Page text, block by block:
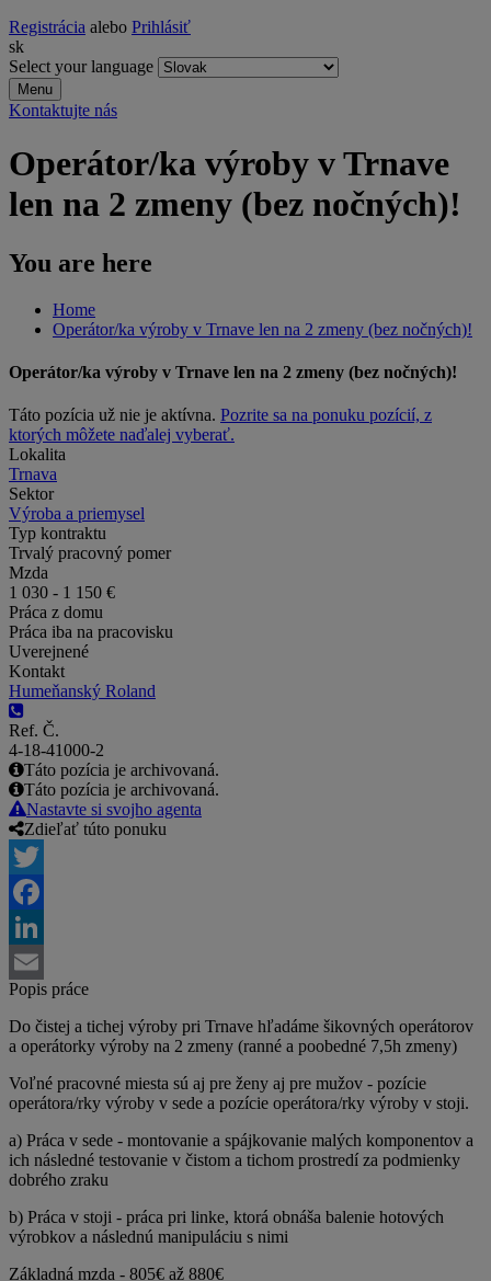
Registrácia alebo Prihlásiť
sk
Select your language
Menu
Kontaktujte nás
Operátor/ka výroby v Trnave
len na 2 zmeny (bez nočných)!
You are here
Home
Operátor/ka výroby v Trnave len na 2 zmeny (bez nočných)!
Operátor/ka výroby v Trnave len na 2 zmeny (bez nočných)!
Táto pozícia už nie je aktívna. Pozrite sa na ponuku pozícií, z
ktorých môžete naďalej vyberať.
Lokalita
Trnava
Sektor
Výroba a priemysel
Typ kontraktu
Trvalý pracovný pomer
Mzda
1 030 - 1 150 €
Práca z domu
Práca iba na pracovisku
Uverejnené
Kontakt
Humeňanský Roland
Ref. Č.
4-18-41000-2
Táto pozícia je archivovaná.
Táto pozícia je archivovaná.
Nastavte si svojho agenta
Zdieľať túto ponuku
Twitter
Facebook
LinkedIn
Email
Popis práce
Do čistej a tichej výroby pri Trnave hľadáme šikovných operátorov
a operátorky výroby na 2 zmeny (ranné a poobedné 7,5h zmeny)
Voľné pracovné miesta sú aj pre ženy aj pre mužov - pozície
operátora/rky výroby v sede a pozície operátora/rky výroby v stoji.
a) Práca v sede - montovanie a spájkovanie malých komponentov a
ich následné testovanie v čistom a tichom prostredí za podmienky
dobrého zraku
b) Práca v stoji - práca pri linke, ktorá obnáša balenie hotových
výrobkov a následnú manipuláciu s nimi
Základná mzda - 805€ až 880€